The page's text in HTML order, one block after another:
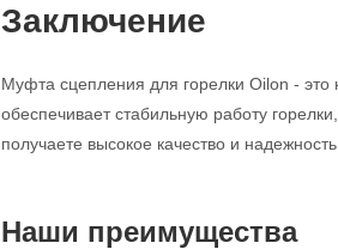
Заключение
Муфта сцепления для горелки Oilon -
обеспечивает стабильную работу
получаете высокое качество и
Наши преимущества